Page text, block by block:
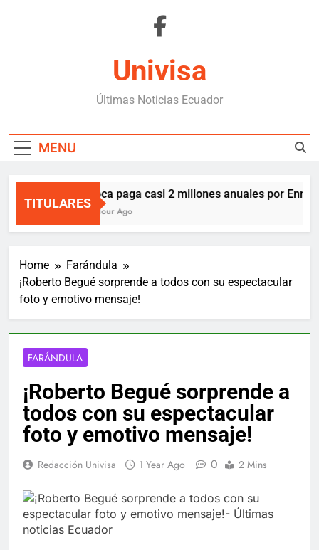
Univisa
Últimas Noticias Ecuador
MENU
TITULARES
Boca paga casi 2 millones anuales por Enner
1 Hour Ago
Home
Farándula
¡Roberto Begué sorprende a todos con su espectacular
foto y emotivo mensaje!
FARÁNDULA
¡Roberto Begué sorprende a
todos con su espectacular
foto y emotivo mensaje!
Redacción Univisa 1 Year Ago 0 2 Mins